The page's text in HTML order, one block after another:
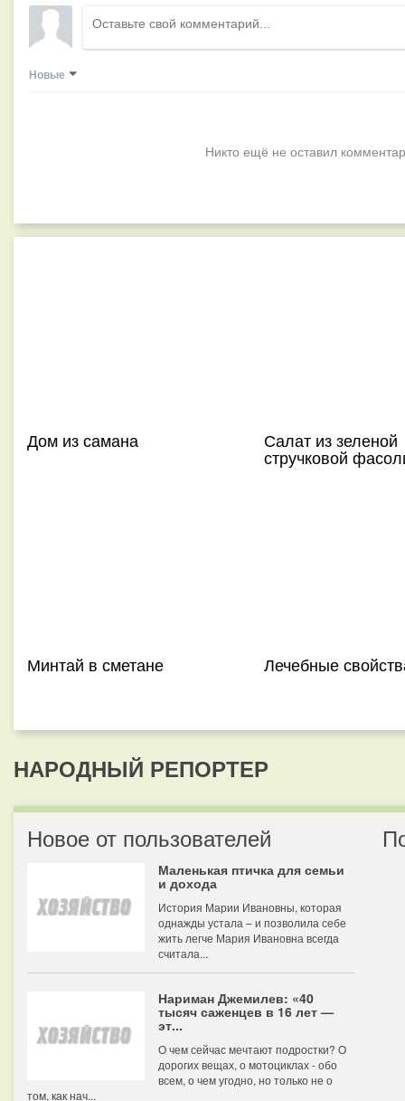
Новые
Никто ещё не оставил
Дом из самана Салат из зеленой
стручковой
Минтай в сметане Лечебные
НАРОДНЫЙ РЕПОРТЕР
Новое от пользователей
Маленькая птичка для семьи
и дохода
История Марии Ивановны, которая
однажды устала – и позволила себе
жить легче Мария Ивановна всегда
считала...
Нариман Джемилев: «40
тысяч саженцев в 16 лет —
эт...
О чем сейчас мечтают подростки? О
дорогих вещах, о мотоциклах - обо
всем, о чем угодно, но только не о
том, как нач...